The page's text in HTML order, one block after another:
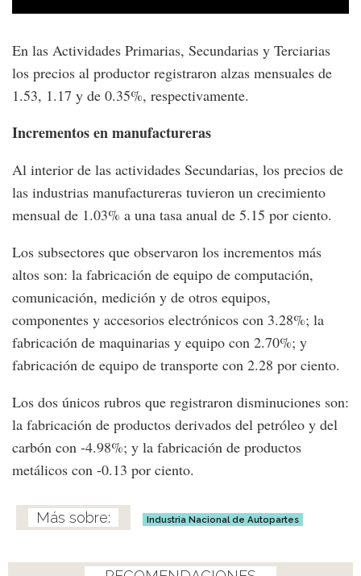
En las Actividades Primarias, Secundarias y Terciarias
los precios al productor registraron alzas mensuales de
1.53, 1.17 y de 0.35%, respectivamente.
Incrementos en manufactureras
Al interior de las actividades Secundarias, los precios de
las industrias manufactureras tuvieron un crecimiento
mensual de 1.03% a una tasa anual de 5.15 por ciento.
Los subsectores que observaron los incrementos más
altos son: la fabricación de equipo de computación,
comunicación, medición y de otros equipos,
componentes y accesorios electrónicos con 3.28%; la
fabricación de maquinarias y equipo con 2.70%; y
fabricación de equipo de transporte con 2.28 por ciento.
Los dos únicos rubros que registraron disminuciones son:
la fabricación de productos derivados del petróleo y del
carbón con -4.98%; y la fabricación de productos
metálicos con -0.13 por ciento.
Industria Nacional de Autopartes